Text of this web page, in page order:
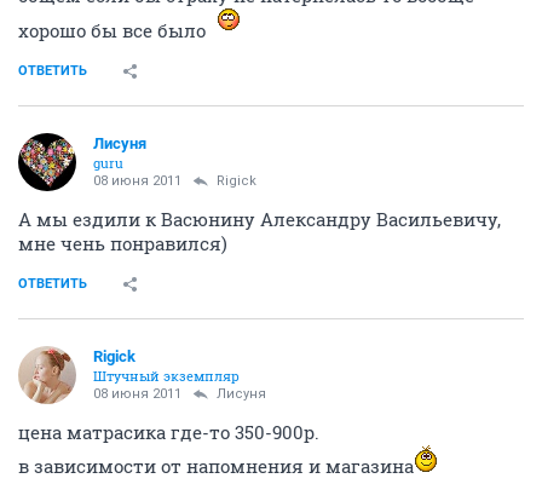
хорошо бы все было
ОТВЕТИТЬ
Лисуня
guru
08 июня 2011 Rigick
А мы ездили к Васюнину Александру Васильевичу,
мне чень понравился)
ОТВЕТИТЬ
Rigick
Штучный экземпляр
08 июня 2011 Лисуня
цена матрасика где-то 350-900р.
в зависимости от напомнения и магазина